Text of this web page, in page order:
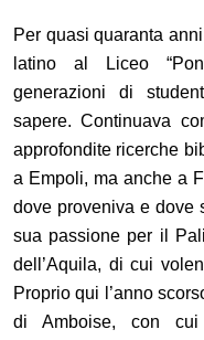
Per quasi quaranta
latino al Liceo
generazioni di
sapere. Continuava
approfondite ricerche
a Empoli, ma anche a
dove proveniva e dove
sua passione per il
dell’Aquila, di cui
Proprio qui l’anno
di Amboise, con cui